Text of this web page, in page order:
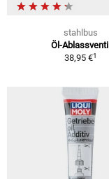
stahlbus
Öl-Ablassventil
38,95 €1